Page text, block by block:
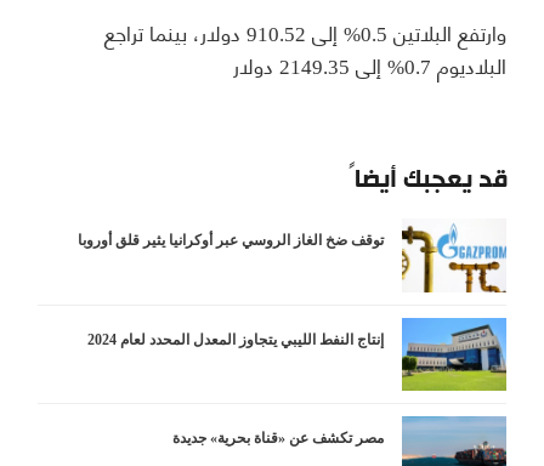
وارتفع البلاتين 0.5% إلى 910.52 دولار، بينما تراجع
البلاديوم 0.7% إلى 2149.35 دولار
قد يعجبك أيضاً
توقف ضخ الغاز الروسي عبر أوكرانيا يثير قلق أوروبا
إنتاج النفط الليبي يتجاوز المعدل المحدد لعام 2024
مصر تكشف عن «قناة بحرية» جديدة